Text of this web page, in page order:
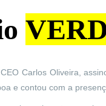
Carlos Oliveira,
e contou com a